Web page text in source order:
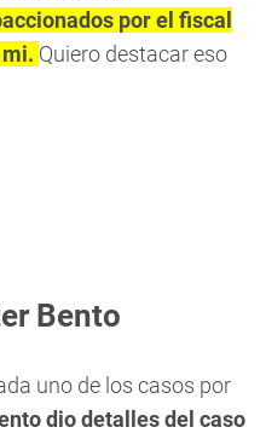
por el fiscal
Quiero destacar eso
Bento
uno de los casos por
dio detalles del caso